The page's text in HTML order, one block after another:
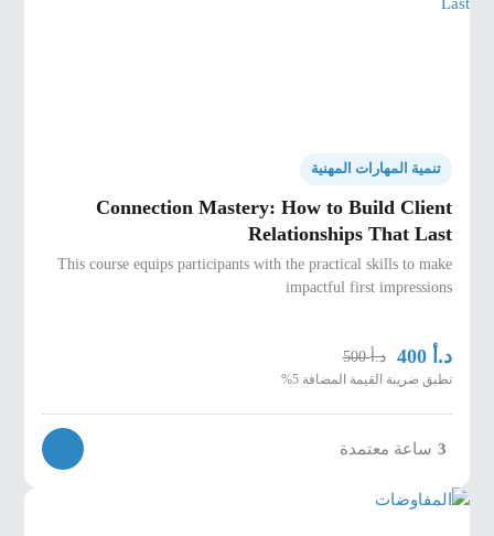
تنمية المهارات المهنية
Connection Mastery: How to Build Client
Relationships That Last
This course equips participants with the practical skills to make
impactful first impressions
د.أ 400 د.أ500
تطبق ضريبة القيمة المضافة 5%
3 ساعة معتمدة